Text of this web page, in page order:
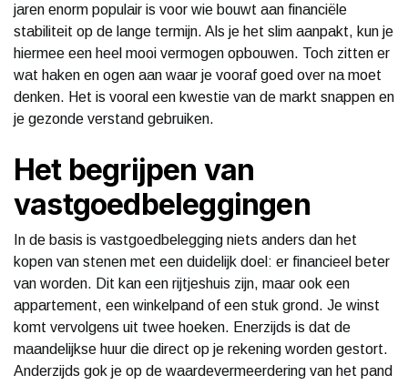
jaren enorm populair is voor wie bouwt aan financiële
stabiliteit op de lange termijn. Als je het slim aanpakt, kun je
hiermee een heel mooi vermogen opbouwen. Toch zitten er
wat haken en ogen aan waar je vooraf goed over na moet
denken. Het is vooral een kwestie van de markt snappen en
je gezonde verstand gebruiken.
Het begrijpen van
vastgoedbeleggingen
In de basis is vastgoedbelegging niets anders dan het
kopen van stenen met een duidelijk doel: er financieel beter
van worden. Dit kan een rijtjeshuis zijn, maar ook een
appartement, een winkelpand of een stuk grond. Je winst
komt vervolgens uit twee hoeken. Enerzijds is dat de
maandelijkse huur die direct op je rekening worden gestort.
Anderzijds gok je op de waardevermeerdering van het pand